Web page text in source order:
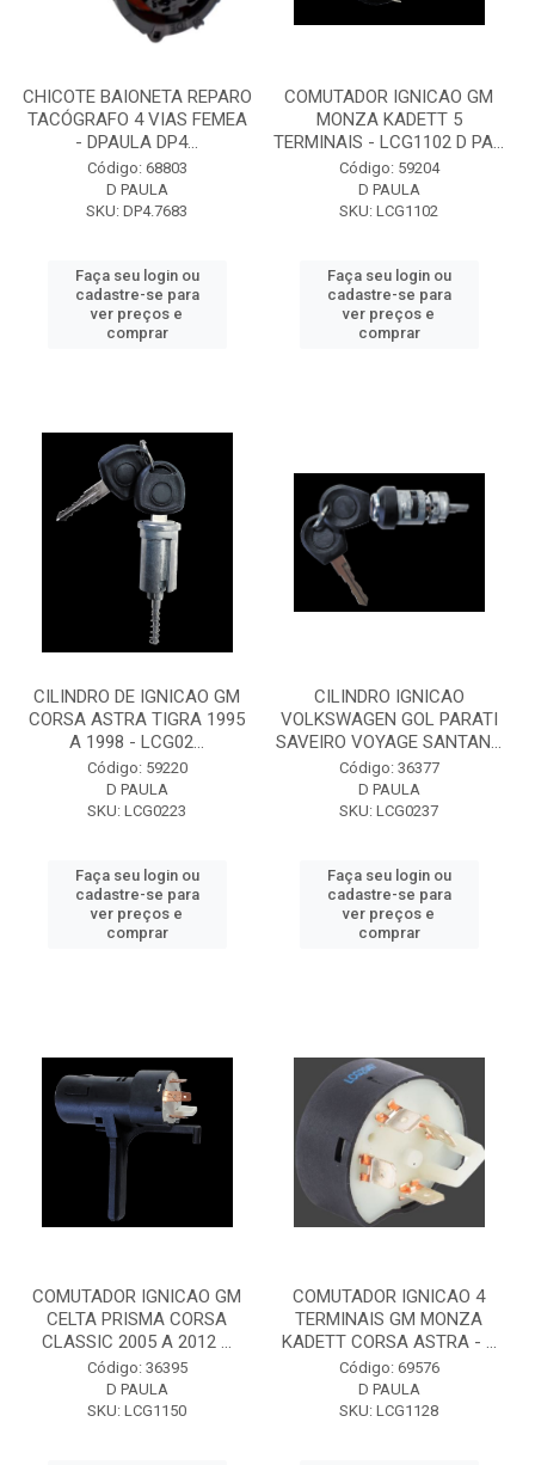
CHICOTE BAIONETA REPARO
TACÓGRAFO 4 VIAS FEMEA
- DPAULA DP4...
Código: 68803
D PAULA
SKU: DP4.7683
Faça seu login ou
cadastre-se para
ver preços e
comprar
COMUTADOR IGNICAO GM
MONZA KADETT 5
TERMINAIS - LCG1102 D PA...
Código: 59204
D PAULA
SKU: LCG1102
Faça seu login ou
cadastre-se para
ver preços e
comprar
CILINDRO DE IGNICAO GM
CORSA ASTRA TIGRA 1995
A 1998 - LCG02...
Código: 59220
D PAULA
SKU: LCG0223
Faça seu login ou
cadastre-se para
ver preços e
comprar
CILINDRO IGNICAO
VOLKSWAGEN GOL PARATI
SAVEIRO VOYAGE SANTAN...
Código: 36377
D PAULA
SKU: LCG0237
Faça seu login ou
cadastre-se para
ver preços e
comprar
COMUTADOR IGNICAO GM
CELTA PRISMA CORSA
CLASSIC 2005 A 2012 ...
Código: 36395
D PAULA
SKU: LCG1150
COMUTADOR IGNICAO 4
TERMINAIS GM MONZA
KADETT CORSA ASTRA - ...
Código: 69576
D PAULA
SKU: LCG1128